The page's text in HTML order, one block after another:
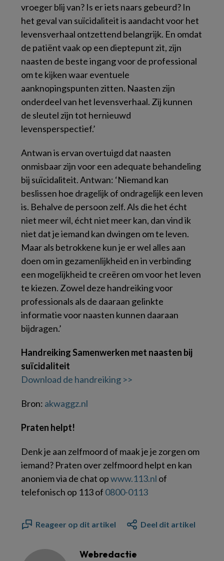
vroeger blij van? Is er iets naars gebeurd? In
het geval van suïcidaliteit is aandacht voor het
levensverhaal ontzettend belangrijk. En omdat
de patiënt vaak op een dieptepunt zit, zijn
naasten de beste ingang voor de professional
om te kijken waar eventuele
aanknopingspunten zitten. Naasten zijn
onderdeel van het levensverhaal. Zij kunnen
de sleutel zijn tot hernieuwd
levensperspectief.’
Antwan is ervan overtuigd dat naasten
onmisbaar zijn voor een adequate behandeling
bij suïcidaliteit. Antwan: ‘Niemand kan
beslissen hoe dragelijk of ondragelijk een leven
is. Behalve de persoon zelf. Als die het écht
niet meer wil, écht niet meer kan, dan vind ik
niet dat je iemand kan dwingen om te leven.
Maar als betrokkene kun je er wel alles aan
doen om in gezamenlijkheid en in verbinding
een mogelijkheid te creëren om voor het leven
te kiezen. Zowel deze handreiking voor
professionals als de daaraan gelinkte
informatie voor naasten kunnen daaraan
bijdragen.’
Handreiking Samenwerken met naasten bij
suïcidaliteit
Download de handreiking >>
Bron: akwaggz.nl
Praten helpt!
Denk je aan zelfmoord of maak je je zorgen om
iemand? Praten over zelfmoord helpt en kan
anoniem via de chat opwww.113.nl of
telefonisch op 113 of 0800-0113
Reageer op dit artikel Deel dit artikel
Webredactie